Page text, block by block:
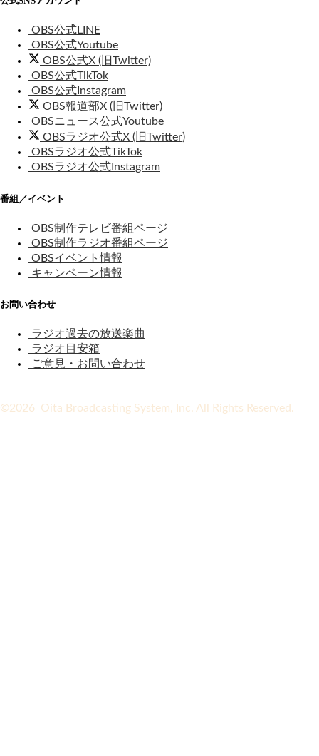
OBS公式LINE
OBS公式Youtube
OBS公式X (旧Twitter)
OBS公式TikTok
OBS公式Instagram
OBS報道部X (旧Twitter)
OBSニュース公式Youtube
OBSラジオ公式X (旧Twitter)
OBSラジオ公式TikTok
OBSラジオ公式Instagram
番組／イベント
OBS制作テレビ番組ページ
OBS制作ラジオ番組ページ
OBSイベント情報
キャンペーン情報
お問い合わせ
ラジオ過去の放送楽曲
ラジオ目安箱
ご意見・お問い合わせ
©2026 Oita Broadcasting System, Inc. All Rights Reserved.